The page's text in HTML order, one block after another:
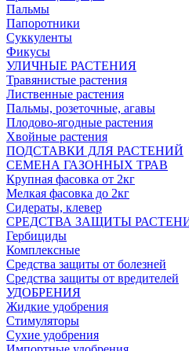
Пальмы
Папоротники
Суккуленты
Фикусы
УЛИЧНЫЕ РАСТЕНИЯ
Травянистые растения
Лиственные растения
Пальмы, розеточные, агавы
Плодово-ягодные растения
Хвойные растения
ПОДСТАВКИ ДЛЯ РАСТЕНИЙ
СЕМЕНА ГАЗОННЫХ ТРАВ
Крупная фасовка от 2кг
Мелкая фасовка до 2кг
Сидераты, клевер
СРЕДСТВА ЗАЩИТЫ
Гербициды
Комплексные
Средства защиты от болезней
Средства защиты от вредителей
УДОБРЕНИЯ
Жидкие удобрения
Стимуляторы
Сухие удобрения